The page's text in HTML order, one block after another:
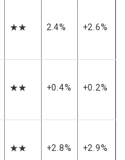
★★ 2.4% +2.6%
★★ +0.4% +0.2%
★★ +2.8% +2.9%